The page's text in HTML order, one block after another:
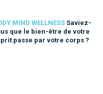
MIND WELLNESS Saviez-
que le bien-être de votre
passe par votre corps ?
esprit passe par votre